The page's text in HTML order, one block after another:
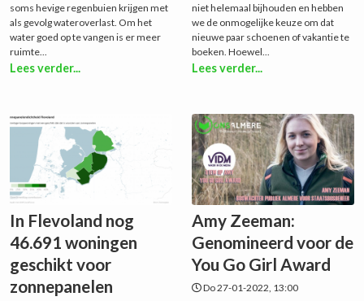
soms hevige regenbuien krijgen met
als gevolg wateroverlast. Om het
water goed op te vangen is er meer
ruimte...
Lees verder...
niet helemaal bijhouden en hebben
we de onmogelijke keuze om dat
nieuwe paar schoenen of vakantie te
boeken. Hoewel...
Lees verder...
In Flevoland nog
46.691 woningen
geschikt voor
zonnepanelen
Amy Zeeman:
Genomineerd voor de
You Go Girl Award
Do 27-01-2022, 13:00